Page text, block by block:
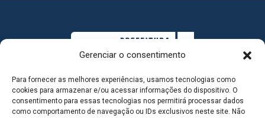
Gerenciar o consentimento
Para fornecer as melhores experiências, usamos tecnologias como
cookies para armazenar e/ou acessar informações do dispositivo. O
consentimento para essas tecnologias nos permitirá processar dados
como comportamento de navegação ou IDs exclusivos neste site. Não